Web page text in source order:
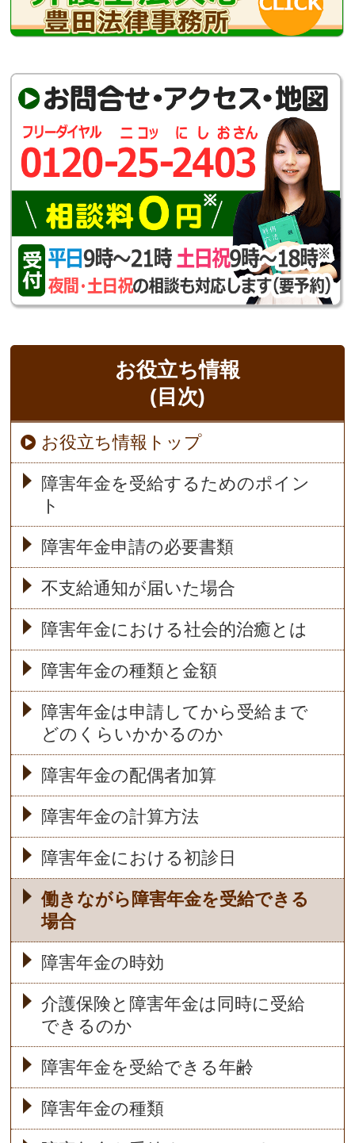
お役立ち情報
(目次)
お役立ち情報トップ
障害年金を受給するためのポイン
ト
障害年金申請の必要書類
不支給通知が届いた場合
障害年金における社会的治癒とは
障害年金の種類と金額
障害年金は申請してから受給まで
どのくらいかかるのか
障害年金の配偶者加算
障害年金の計算方法
障害年金における初診日
働きながら障害年金を受給できる
場合
障害年金の時効
介護保険と障害年金は同時に受給
できるのか
障害年金を受給できる年齢
障害年金の種類